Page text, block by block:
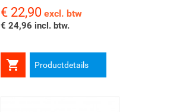
Prijs
€ 22,90 excl. btw
€ 24,96 incl. btw.
 Productdetails